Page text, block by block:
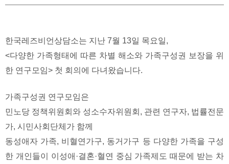
한국레즈비언상담소는 지난 7월 13일 목요일,
<다양한 가족형태에 따른 차별 해소와 가족구성권 보장을 위
한 연구모임> 첫 회의에 다녀왔습니다.
가족구성권 연구모임은
민노당 정책위원회와 성소수자위원회, 관련 연구자, 법률전문
가, 시민사회단체가 함께
동성애자 가족, 비혈연가구, 동거가구 등 다양한 가족을 구성
한 개인들이 이성애·결혼·혈연 중심 가족제도 때문에 받는 차